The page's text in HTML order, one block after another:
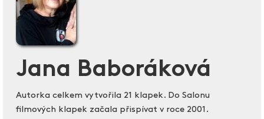
Jana Baboráková
Autorka celkem vytvořila 21 klapek. Do Salonu
filmových klapek začala přispívat v roce 2001.